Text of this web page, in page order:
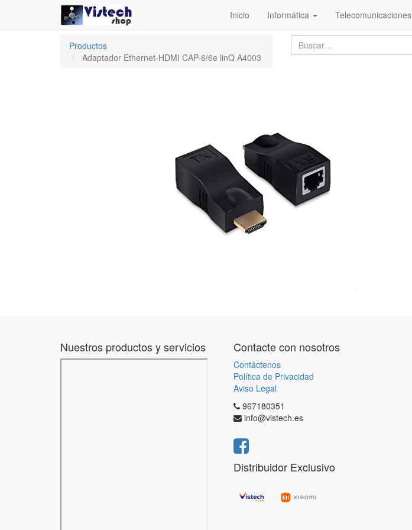
Inicio Informática Telecomunicaciones
Productos
Adaptador Ethernet-HDMI CAP-6/6e linQ A4003
Nuestros productos y servicios Contacte con nosotros
Contáctenos
Política de Privacidad
Aviso Legal
967180351
info@vistech.es
Distribuidor Exclusivo